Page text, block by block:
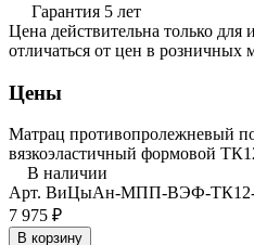
Гарантия 5 лет
Цена действительна только для
отличаться от цен в розничных
Цены
Матрац противопролежневый
вязкоэластичный формовой
В наличии
Арт. ВиЦыАн-МПП-ВЭФ-ТК12-
7 975 ₽
В корзину